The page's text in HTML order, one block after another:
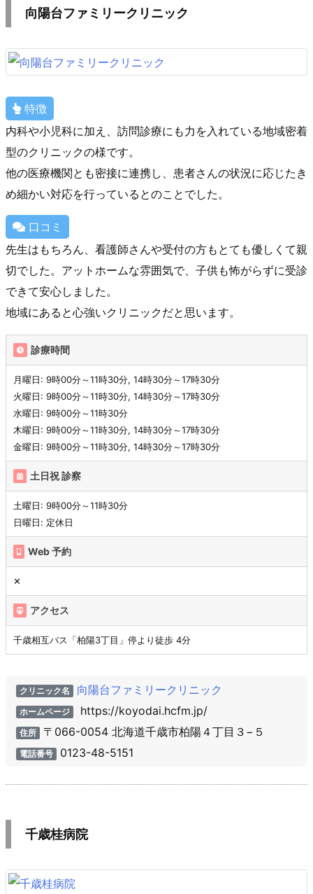
向陽台ファミリークリニック
特徴
内科や小児科に加え、訪問診療にも力を入れている地域密着
型のクリニックの様です。
他の医療機関とも密接に連携し、患者さんの状況に応じたき
め細かい対応を行っているとのことでした。
口コミ
先生はもちろん、看護師さんや受付の方もとても優しくて親
切でした。アットホームな雰囲気で、子供も怖がらずに受診
できて安心しました。
地域にあると心強いクリニックだと思います。
診療時間
月曜日: 9時00分～11時30分, 14時30分～17時30分
火曜日: 9時00分～11時30分, 14時30分～17時30分
水曜日: 9時00分～11時30分
木曜日: 9時00分～11時30分, 14時30分～17時30分
金曜日: 9時00分～11時30分, 14時30分～17時30分
土日祝 診察
土曜日: 9時00分～11時30分
日曜日: 定休日
Web 予約
✕
アクセス
千歳相互バス「柏陽3丁目」停より徒歩 4分
クリニック名 向陽台ファミリークリニック
ホームページ https://koyodai.hcfm.jp/
住所 〒066-0054 北海道千歳市柏陽４丁目３−５
電話番号 0123-48-5151
千歳桂病院